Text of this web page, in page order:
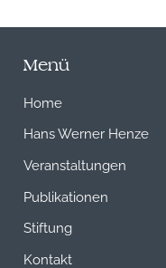
Menü
Home
Hans Werner Henze
Veranstaltungen
Publikationen
Stiftung
Kontakt